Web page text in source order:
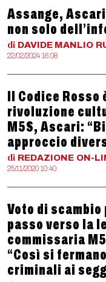
Assange,
non solo
di DAVIDE MANLIO
22/02/2024 16:08
Il Codice Rosso
rivoluzione
M5S, Ascari:
approccio
di REDAZIONE ON-
25/11/2020 10:40
Voto di
passo verso la
commissaria
“Così si
criminali ai